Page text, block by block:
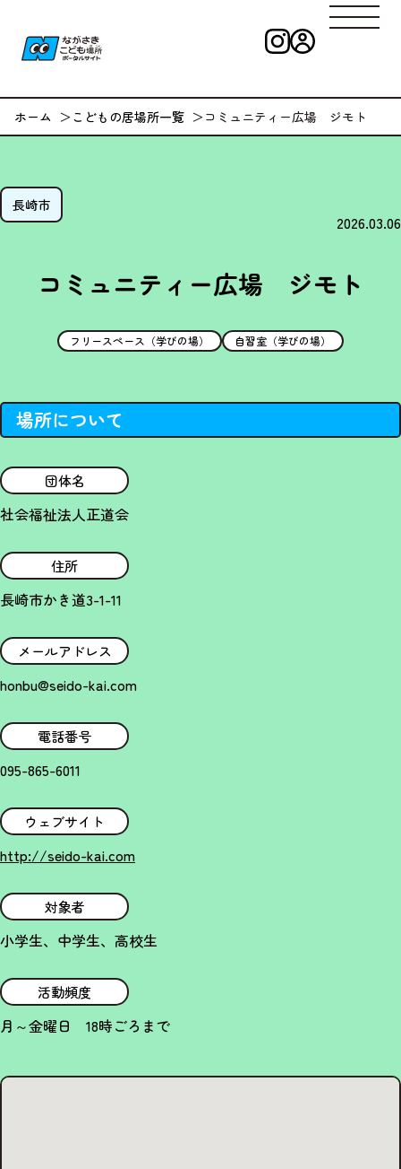
ながさきこども
ホーム こどもの居場所一覧 コミュニティー広場 ジモト
長崎市
2026.03.06
コミュニティー広場 ジモト
フリースペース（学びの場） 自習室（学びの場）
場所について
団体名
社会福祉法人正道会
住所
長崎市かき道3-1-11
メールアドレス
honbu@seido-kai.com
電話番号
095-865-6011
ウェブサイト
http://seido-kai.com
対象者
小学生、中学生、高校生
活動頻度
月～金曜日 18時ごろまで